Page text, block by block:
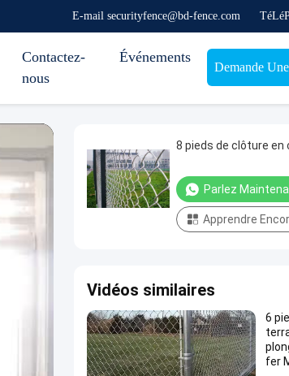
E-mail securityfence@bd-fence.com
Contactez-
nous
Événements
Demande
8 pieds de clôture en
Parlez
Apprendre
Vidéos similaires
6
fer